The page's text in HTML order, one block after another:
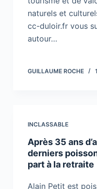
naturels et
cc-duloir.fr vous
autour…
GUILLAUME ROCHE
INCLASSABLE
Après 35 ans
derniers
part à la retraite
Alain Petit est